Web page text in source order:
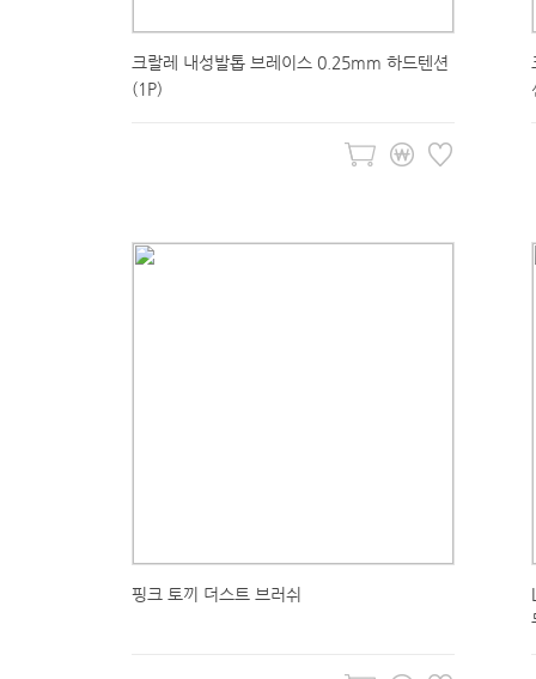
크랄레 내성발톱 브레이스 0.25mm 하드텐션
(1P)
핑크 토끼 더스트 브러쉬